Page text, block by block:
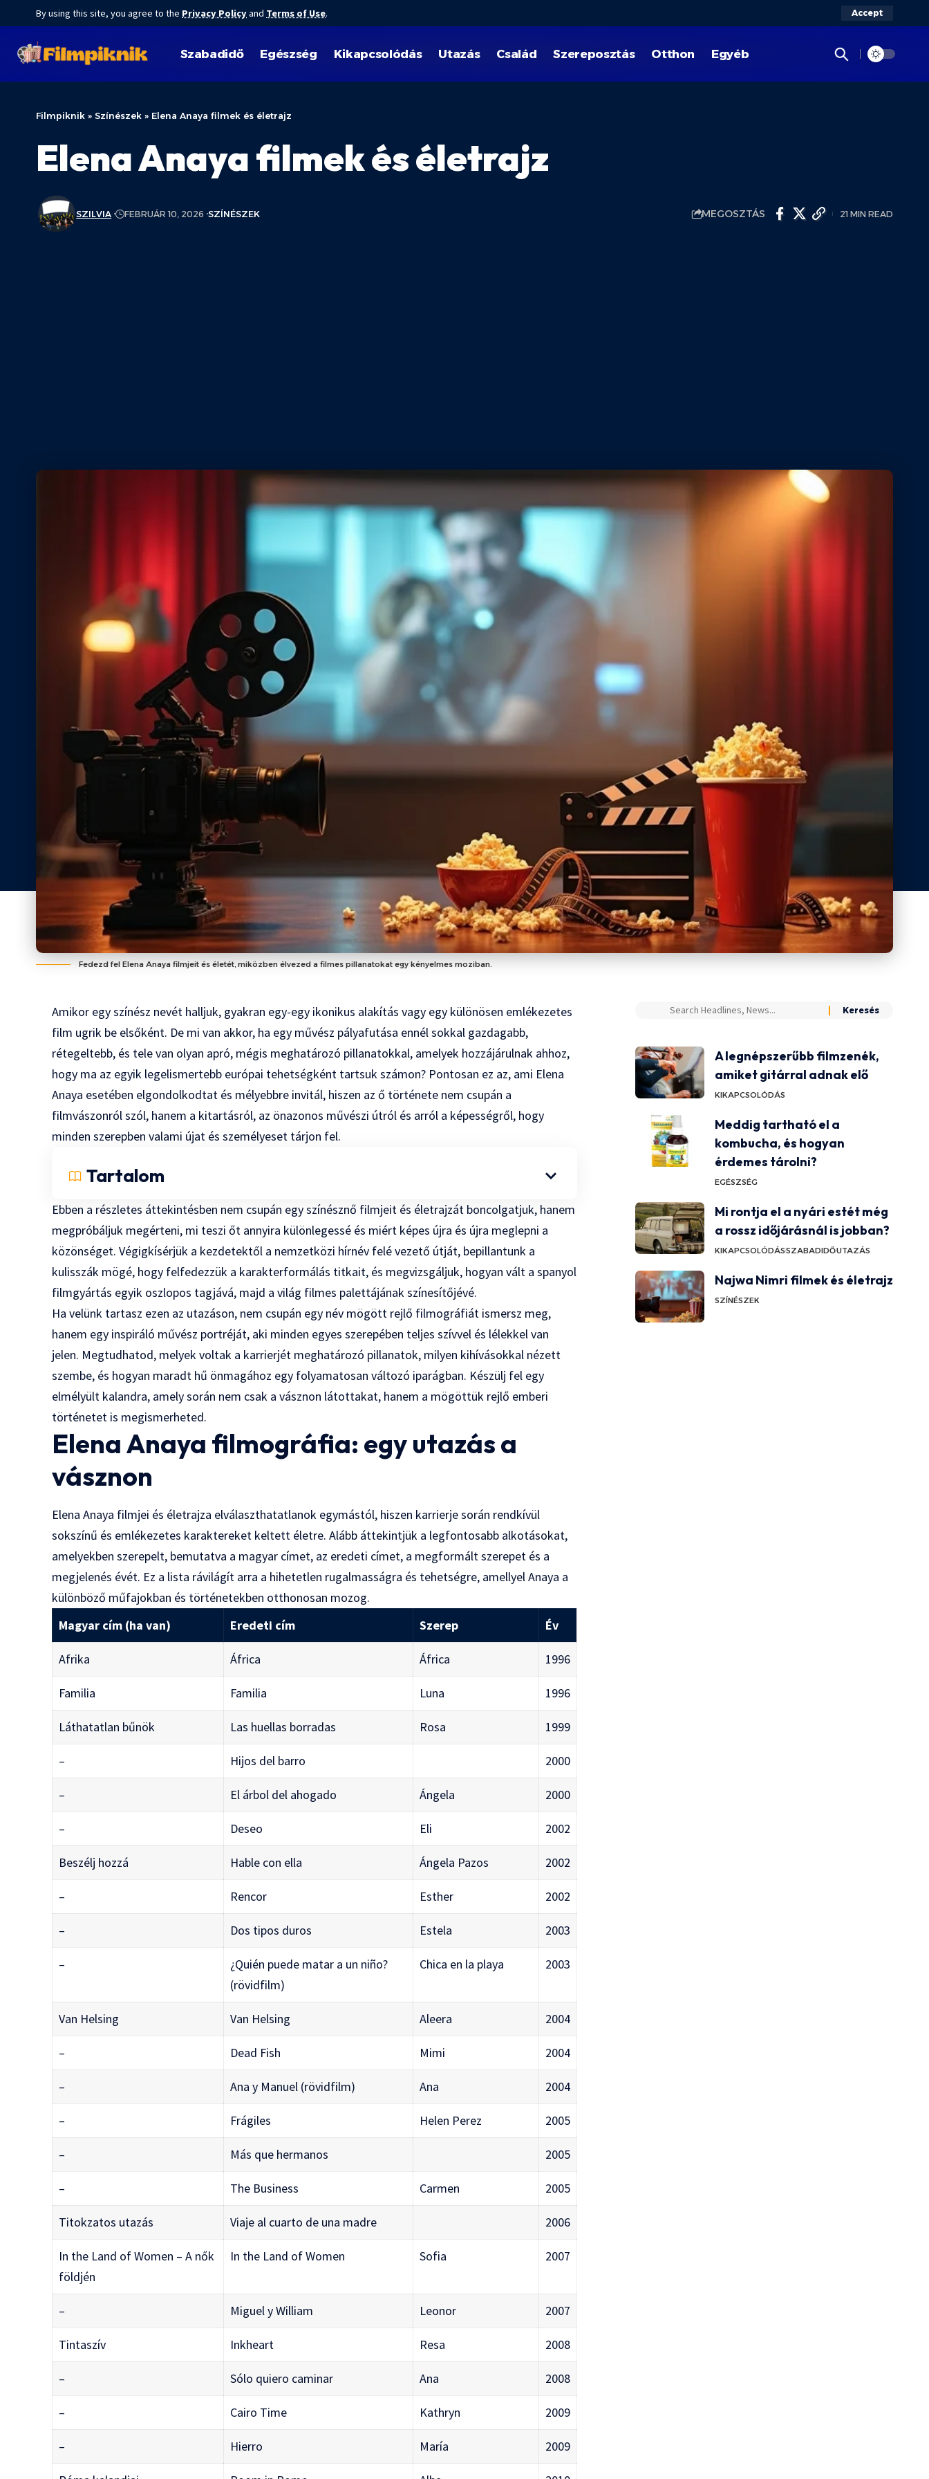
By using this site, you agree to the Privacy Policyand Terms of Use. Accept
Szabadidő Egészség Kikapcsolódás Utazás Család Szereposztás Otthon Egyéb
Filmpiknik » Színészek » Elena Anaya filmek és életrajz
Elena Anaya filmek és életrajz
SZILVIA FEBRUÁR 10, 2026 SZÍNÉSZEK MEGOSZTÁS 21 MIN READ
Fedezd fel Elena Anaya filmjeit és életét, miközben élvezed a filmes pillanatokat egy kényelmes moziban.
Amikor egy színész nevét halljuk, gyakran egy-egy ikonikus alakítás vagy egy különösen emlékezetes
film ugrik be elsőként. De mi van akkor, ha egy művész pályafutása ennél sokkal gazdagabb,
rétegeltebb, és tele van olyan apró, mégis meghatározó pillanatokkal, amelyek hozzájárulnak ahhoz,
hogy ma az egyik legelismertebb európai tehetségként tartsuk számon? Pontosan ez az, ami Elena
Anaya esetében elgondolkodtat és mélyebbre invitál, hiszen az ő története nem csupán a
filmvászonról szól, hanem a kitartásról, az önazonos művészi útról és arról a képességről, hogy
minden szerepben valami újat és személyeset tárjon fel.
Tartalom
Ebben a részletes áttekintésben nem csupán egy színésznő filmjeit és életrajzát boncolgatjuk, hanem
megpróbáljuk megérteni, mi teszi őt annyira különlegessé és miért képes újra és újra meglepni a
közönséget. Végigkísérjük a kezdetektől a nemzetközi hírnév felé vezető útját, bepillantunk a
kulisszák mögé, hogy felfedezzük a karakterformálás titkait, és megvizsgáljuk, hogyan vált a spanyol
filmgyártás egyik oszlopos tagjává, majd a világ filmes palettájának színesítőjévé.
Ha velünk tartasz ezen az utazáson, nem csupán egy név mögött rejlő filmográfiát ismersz meg,
hanem egy inspiráló művész portréját, aki minden egyes szerepében teljes szívvel és lélekkel van
jelen. Megtudhatod, melyek voltak a karrierjét meghatározó pillanatok, milyen kihívásokkal nézett
szembe, és hogyan maradt hű önmagához egy folyamatosan változó iparágban. Készülj fel egy
elmélyült kalandra, amely során nem csak a vásznon látottakat, hanem a mögöttük rejlő emberi
történetet is megismerheted.
Elena Anaya filmográfia: egy utazás a
vásznon
Elena Anaya filmjei és életrajza elválaszthatatlanok egymástól, hiszen karrierje során rendkívül
sokszínű és emlékezetes karaktereket keltett életre. Alább áttekintjük a legfontosabb alkotásokat,
amelyekben szerepelt, bemutatva a magyar címet, az eredeti címet, a megformált szerepet és a
megjelenés évét. Ez a lista rávilágít arra a hihetetlen rugalmasságra és tehetségre, amellyel Anaya a
különböző műfajokban és történetekben otthonosan mozog.
Magyar cím (ha van)
Eredeti cím Szerep Év
Afrika África África 1996
Familia Familia Luna 1996
Láthatatlan bűnök Las huellas borradas Rosa 1999
– Hijos del barro 2000
– El árbol del ahogado Ángela 2000
– Deseo Eli 2002
Beszélj hozzá Hable con ella Ángela Pazos 2002
– Rencor Esther 2002
– Dos tipos duros Estela 2003
–
¿Quién puede matar a un niño?
(rövidfilm)
Chica en la playa 2003
Van Helsing Van Helsing Aleera 2004
– Dead Fish Mimi 2004
– Ana y Manuel (rövidfilm) Ana 2004
– Frágiles Helen Perez 2005
– Más que hermanos 2005
– The Business Carmen 2005
Titokzatos utazás Viaje al cuarto de una madre 2006
In the Land of Women – A nők
földjén
In the Land of Women Sofia 2007
– Miguel y William Leonor 2007
Tintaszív Inkheart Resa 2008
– Sólo quiero caminar Ana 2008
– Cairo Time Kathryn 2009
– Hierro María 2009
A legnépszerűbb filmzenék,
amiket gitárral adnak elő
KIKAPCSOLÓDÁS
Meddig tartható el a
kombucha, és hogyan
érdemes tárolni?
EGÉSZSÉG
Mi rontja el a nyári estét még
a rossz időjárásnál is jobban?
KIKAPCSOLÓDÁSSZABADIDŐUTAZÁS
Najwa Nimri filmek és életrajz
SZÍNÉSZEK